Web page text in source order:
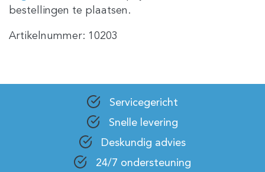
bestellingen te plaatsen.
Artikelnummer: 10203
Servicegericht
Snelle levering
Deskundig advies
24/7 ondersteuning